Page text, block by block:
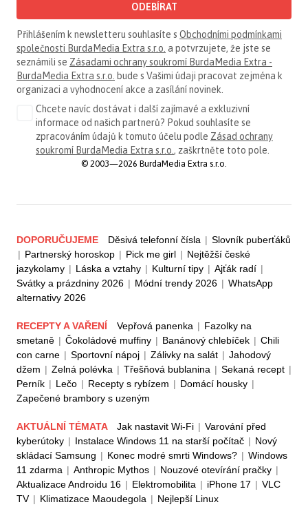
ODEBÍRAT
Přihlášením k newsletteru souhlasíte s Obchodními podmínkami
společnosti BurdaMedia Extra s.r.o. a potvrzujete, že jste se
seznámili se Zásadami ochrany soukromí BurdaMedia Extra -
BurdaMedia Extra s.r.o. bude s Vašimi údaji pracovat zejména k
organizaci a vyhodnocení akce a zasílání novinek.
Chcete navíc dostávat i další zajímavé a exkluzivní
informace od našich partnerů? Pokud souhlasíte se
zpracováním údajů k tomuto účelu podle Zásad ochrany
soukromí BurdaMedia Extra s.r.o. , zaškrtněte toto pole.
© 2003—2026 BurdaMedia Extra s.r.o.
DOPORUČUJEME Děsivá telefonní čísla | Slovník puberťáků
| Partnerský horoskop | Pick me girl | Nejtěžší české
jazykolamy | Láska a vztahy | Kulturní tipy | Ajťák radí |
Svátky a prázdniny 2026 | Módní trendy 2026 | WhatsApp
alternativy 2026
RECEPTY A VAŘENÍ Vepřová panenka | Fazolky na
smetaně | Čokoládové muffiny | Banánový chlebíček | Chili
con carne | Sportovní nápoj | Zálivky na salát | Jahodový
džem | Zelná polévka | Třešňová bublanina | Sekaná recept |
Perník | Lečo | Recepty s rybízem | Domácí housky |
Zapečené brambory s uzeným
AKTUÁLNÍ TÉMATA Jak nastavit Wi-Fi | Varování před
kyberútoky | Instalace Windows 11 na starší počítač | Nový
skládací Samsung | Konec modré smrti Windows? | Windows
11 zdarma | Anthropic Mythos | Nouzové otevírání pračky |
Aktualizace Androidu 16 | Elektromobilita | iPhone 17 | VLC
TV | Klimatizace Maoudegola | Nejlepší Linux